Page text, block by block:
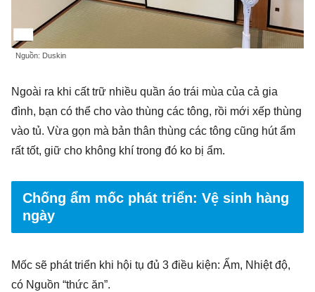
Nguồn: Duskin
Ngoài ra khi cất trữ nhiều quần áo trái mùa của cả gia
đình, bạn có thể cho vào thùng các tông, rồi mới xếp thùng
vào tủ. Vừa gọn mà bản thân thùng các tông cũng hút ẩm
rất tốt, giữ cho không khí trong đó ko bị ẩm.
Chống ẩm mốc phát triển: Vệ sinh hàng
ngày
Mốc sẽ phát triển khi hội tụ đủ 3 điều kiện: Ẩm, Nhiệt độ,
có Nguồn “thức ăn”.